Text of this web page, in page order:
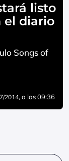
listo
el diario
Songs of
2014, a las 09:36